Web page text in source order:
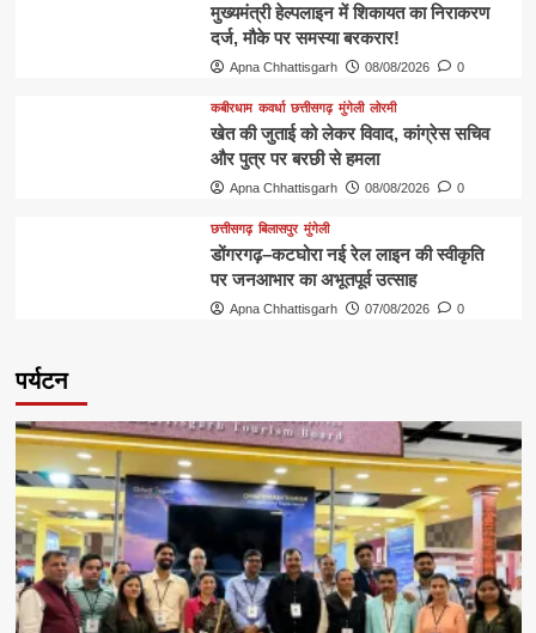
मुख्यमंत्री हेल्पलाइन में शिकायत का निराकरण
दर्ज, मौके पर समस्या बरकरार!
Apna Chhattisgarh 08/08/2026 0
कबीरधाम कवर्धा छत्तीसगढ़ मुंगेली लोरमी
खेत की जुताई को लेकर विवाद, कांग्रेस सचिव
और पुत्र पर बरछी से हमला
Apna Chhattisgarh 08/08/2026 0
छत्तीसगढ़ बिलासपुर मुंगेली
डोंगरगढ़–कटघोरा नई रेल लाइन की स्वीकृति
पर जनआभार का अभूतपूर्व उत्साह
Apna Chhattisgarh 07/08/2026 0
पर्यटन